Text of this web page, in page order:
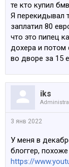
те кто купил
Я перекидывал
заплатил 80
что это пипец
дохера и потом
во дворе за 15
iks
3 янв 2022
У меня в
блоггер,
https://